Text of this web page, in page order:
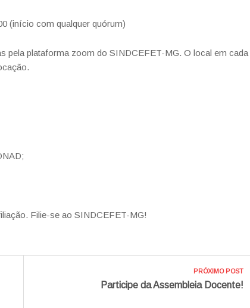
(início com qualquer quórum)
pela plataforma zoom do SINDCEFET-MG. O local em cada
Filie-se ao SINDCEFET-MG!
PRÓXIMO POST
Participe da Assembleia Docente!